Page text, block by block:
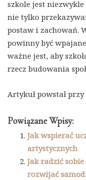
szkole jest
nie tylko
postaw i zachowań.
powinny być
ważne jest, aby
rzecz budowania
Artykuł powstał przy
Powiązane Wpisy:
Jak wspierać
artystycznych
Jak radzić
rozwijać